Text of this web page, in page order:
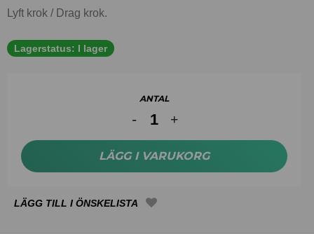
Lyft krok / Drag krok.
Lagerstatus: I lager
ANTAL
LÄGG I VARUKORG